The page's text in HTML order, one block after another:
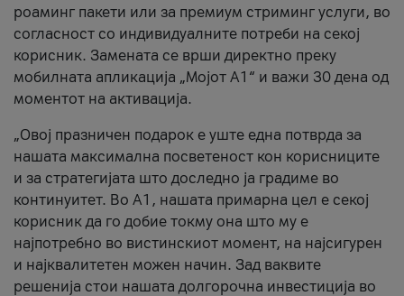
роаминг пакети или за премиум стриминг услуги, во
согласност со индивидуалните потреби на секој
корисник. Замената се врши директно преку
мобилната апликација „Мојот А1“ и важи 30 дена од
моментот на активација.
„Овој празничен подарок е уште една потврда за
нашата максимална посветеност кон корисниците
и за стратегијата што доследно ја градиме во
континуитет. Во А1, нашата примарна цел е секој
корисник да го добие токму она што му е
најпотребно во вистинскиот момент, на најсигурен
и најквалитетен можен начин. Зад ваквите
решенија стои нашата долгорочна инвестиција во